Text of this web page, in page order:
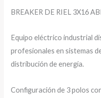
BREAKER DE RIEL 3X16
Equipo eléctrico industrial
profesionales en sistemas
distribución de energía.
Configuración de 3 polos